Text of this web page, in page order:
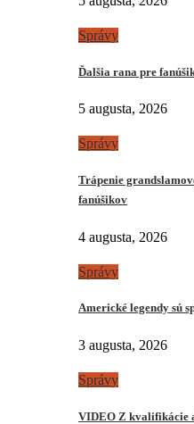
Správy
Ďalšia rana pre
5 augusta, 2026
Správy
Trápenie
fanúšikov
4 augusta, 2026
Správy
Americké legendy sú
3 augusta, 2026
Správy
VIDEO Z kvalifikácie